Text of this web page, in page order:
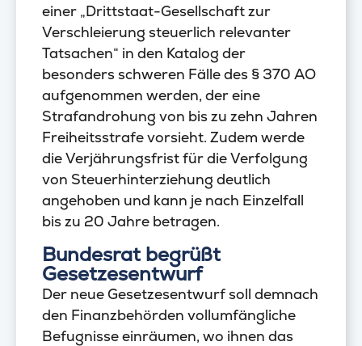
einer „Drittstaat-Gesellschaft zur
Verschleierung steuerlich relevanter
Tatsachen“ in den Katalog der
besonders schweren Fälle des § 370 AO
aufgenommen werden, der eine
Strafandrohung von bis zu zehn Jahren
Freiheitsstrafe vorsieht. Zudem werde
die Verjährungsfrist für die Verfolgung
von Steuerhinterziehung deutlich
angehoben und kann je nach Einzelfall
bis zu 20 Jahre betragen.
Bundesrat begrüßt
Gesetzesentwurf
Der neue Gesetzesentwurf soll demnach
den Finanzbehörden vollumfängliche
Befugnisse einräumen, wo ihnen das